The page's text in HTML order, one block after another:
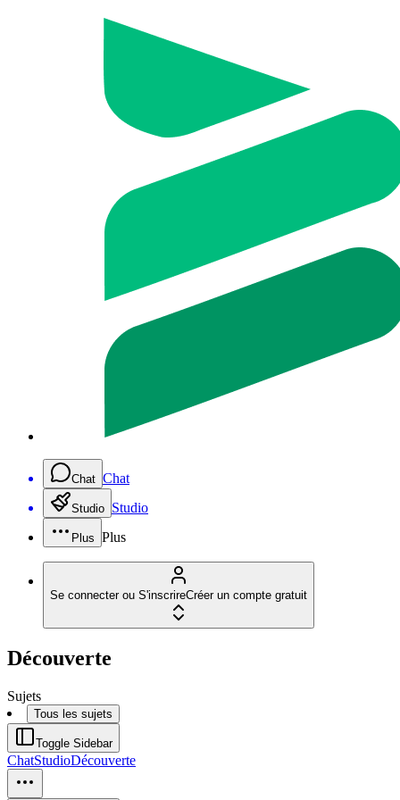
Chat Chat
Studio Studio
Plus Plus
Se connecter ou S'inscrireCréer un compte gratuit
Découverte
Sujets
Tous les sujets
Toggle Sidebar
ChatStudioDécouverte